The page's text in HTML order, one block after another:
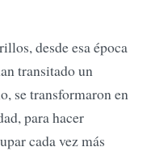
desde esa época
transitado un
se transformaron en
para hacer
cada vez más